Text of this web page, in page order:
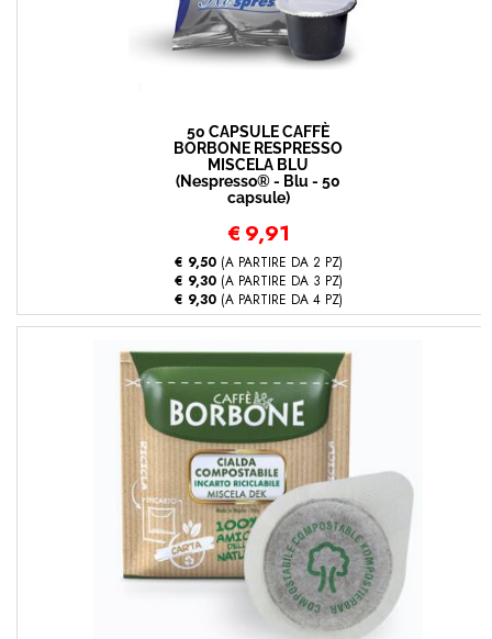
50 CAPSULE CAFFÈ
BORBONE RESPRESSO
MISCELA BLU
(Nespresso® - Blu - 50
capsule)
€ 9,91
€ 9,50(A PARTIRE DA 2 PZ)
€ 9,30(A PARTIRE DA 3 PZ)
€ 9,30(A PARTIRE DA 4 PZ)